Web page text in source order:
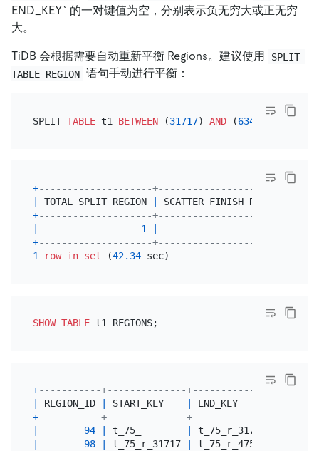
END_KEY` 的一对键值为空，分别表示负无穷大或正无穷
大。
TiDB 会根据需要自动重新平衡 Regions。建议使用
SPLIT
TABLE REGION 语句手动进行平衡：
SPLIT TABLE t1 BETWEEN (31717) AND (63434
+--------------------+----------------------+
TOTAL_SPLIT_REGION SCATTER_FINISH_RATIO
+--------------------+----------------------+
1
+--------------------+----------------------+
1
row in set (42.34
SHOW TABLE
+-----------+--------------+--------------
REGION_ID START_KEY END_KEY
+-----------+--------------+--------------
94 t_75_ t_75_r_31717
98 t_75_r_31717 t_75_r_47575